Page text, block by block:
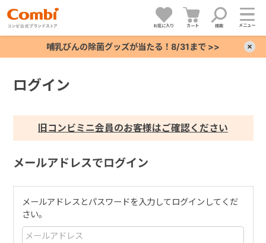
お気に入り カート 検索 メニュー
哺乳びんの除菌グッズが当たる！8/31まで >>
ログイン
旧コンビミニ会員のお客様はご確認ください
メールアドレスでログイン
メールアドレスとパスワードを入力してログインしてくだ
さい。